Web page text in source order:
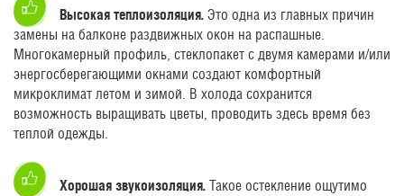
Высокая теплоизоляция. Это одна из главных причин
замены на балконе раздвижных окон на распашные.
Многокамерный профиль, стеклопакет с двумя камерами и/или
энергосберегающими окнами создают комфортный
микроклимат летом и зимой. В холода сохранится
возможность выращивать цветы, проводить здесь время без
теплой одежды.
Хорошая звукоизоляция. Такое остекление ощутимо